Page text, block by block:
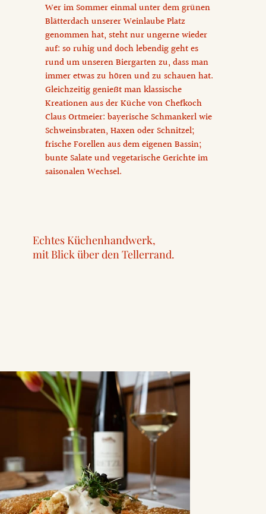
Wer im Sommer einmal unter dem grünen
Blätterdach unserer Weinlaube Platz
genommen hat, steht nur ungerne wieder
auf: so ruhig und doch lebendig geht es
rund um unseren Biergarten zu, dass man
immer etwas zu hören und zu schauen hat.
Gleichzeitig genießt man klassische
Kreationen aus der Küche von Chefkoch
Claus Ortmeier: bayerische Schmankerl wie
Schweinsbraten, Haxen oder Schnitzel;
frische Forellen aus dem eigenen Bassin;
bunte Salate und vegetarische Gerichte im
saisonalen Wechsel.
Echtes Küchenhandwerk,
mit Blick über den Tellerrand.